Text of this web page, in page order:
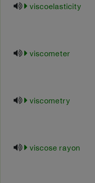
viscoelasticity
viscometer
viscometry
viscose rayon